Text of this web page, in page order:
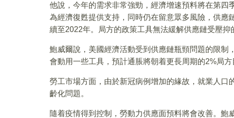
他說，今年的需求非常強勁，經濟增速預料將在第
為經濟復甦提供支持，同時仍在留意眾多風險，供
續至2022年。局方的政策工具無法緩解供應鏈受壓抑
鮑威爾說，美國經濟活動受到供應鏈瓶頸問題的限
會動用一些工具，預計通脹將朝着更長周期的2%局方
勞工市場方面，由於新冠病例增加的緣故，就業人
齡化問題。
隨着疫情得到控制，勞動力供應面預料將會改善。